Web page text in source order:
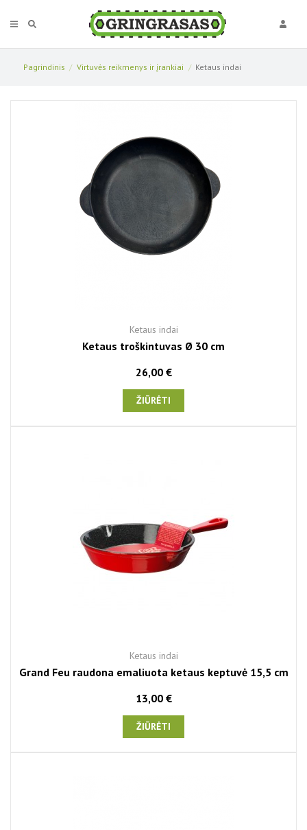
Pagrindinis Virtuvės reikmenys ir įrankiai Ketaus indai
Ketaus indai
Ketaus troškintuvas Ø 30 cm
26,00 €
ŽIŪRĖTI
Ketaus indai
Grand Feu raudona emaliuota ketaus keptuvė 15,5 cm
13,00 €
ŽIŪRĖTI